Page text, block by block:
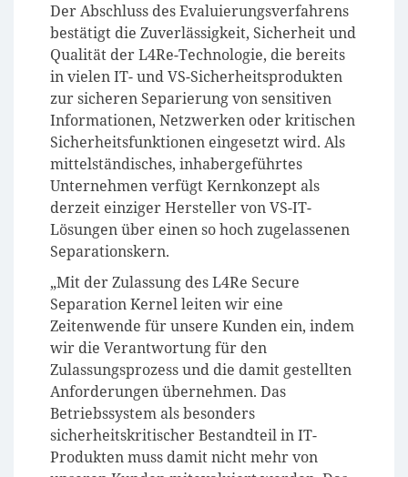
Der Abschluss des Evaluierungsverfahrens
bestätigt die Zuverlässigkeit, Sicherheit und
Qualität der L4Re-Technologie, die bereits
in vielen IT- und VS-Sicherheitsprodukten
zur sicheren Separierung von sensitiven
Informationen, Netzwerken oder kritischen
Sicherheitsfunktionen eingesetzt wird. Als
mittelständisches, inhabergeführtes
Unternehmen verfügt Kernkonzept als
derzeit einziger Hersteller von VS-IT-
Lösungen über einen so hoch zugelassenen
Separationskern.
„Mit der Zulassung des L4Re Secure
Separation Kernel leiten wir eine
Zeitenwende für unsere Kunden ein, indem
wir die Verantwortung für den
Zulassungsprozess und die damit gestellten
Anforderungen übernehmen. Das
Betriebssystem als besonders
sicherheitskritischer Bestandteil in IT-
Produkten muss damit nicht mehr von